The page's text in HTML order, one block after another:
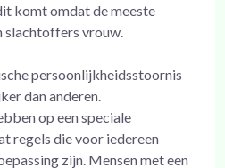
komt omdat de meeste
slachtoffers vrouw.
persoonlijkheidsstoornis
dan anderen.
op een speciale
regels die voor iedereen
zijn. Mensen met een